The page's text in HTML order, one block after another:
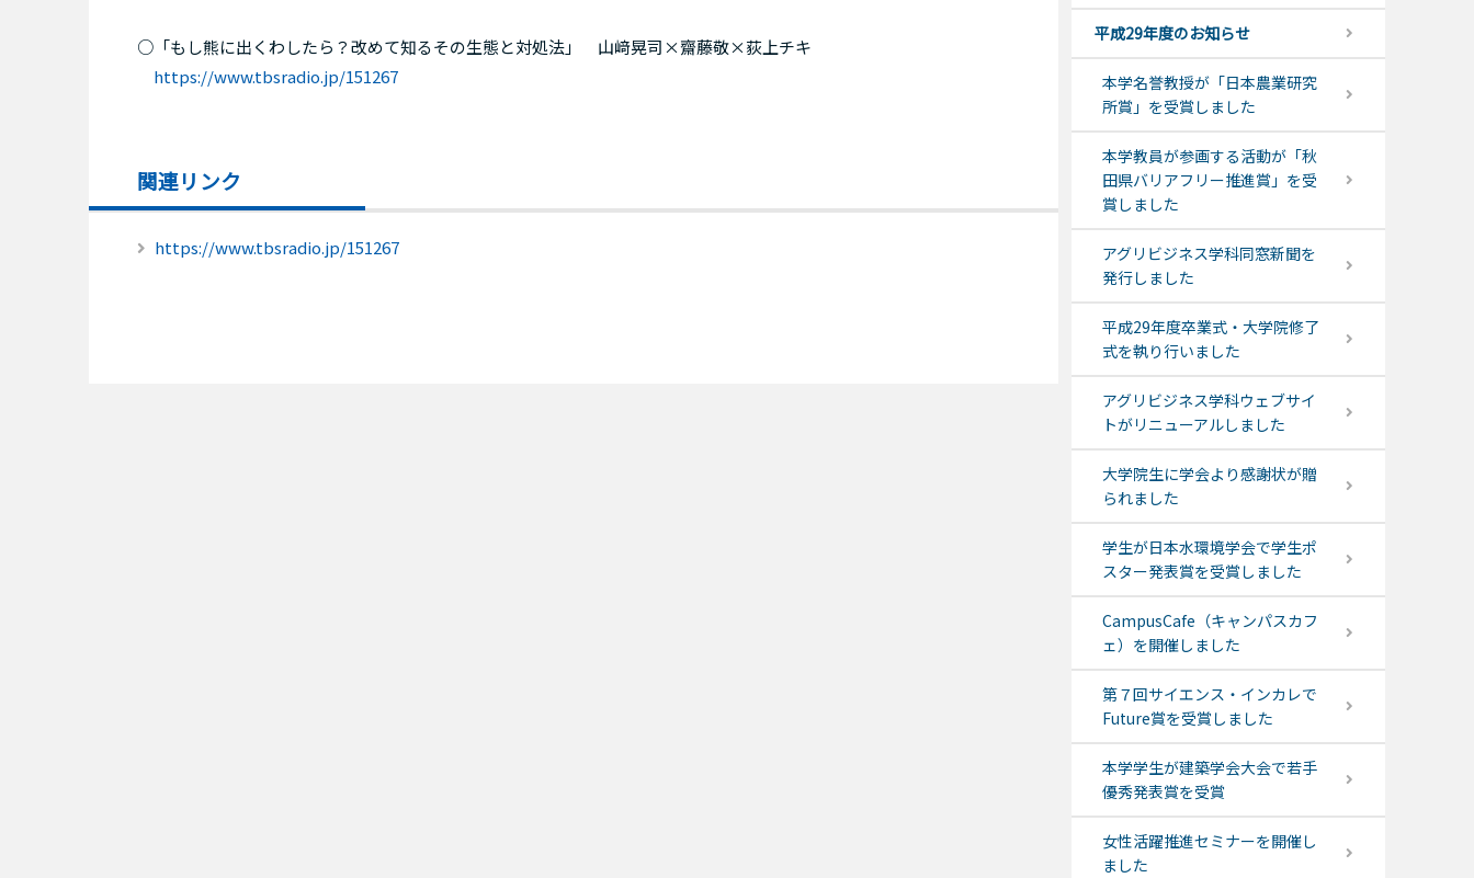
○「もし熊に出くわしたら？改めて知るその生態と対処法」 山﨑晃司×齋藤敬×荻上チキ
https://www.tbsradio.jp/151267
関連リンク
https://www.tbsradio.jp/151267
平成29年度のお知らせ
本学名誉教授が「日本農業研究
所賞」を受賞しました
本学教員が参画する活動が「秋
田県バリアフリー推進賞」を受
賞しました
アグリビジネス学科同窓新聞を
発行しました
平成29年度卒業式・大学院修了
式を執り行いました
アグリビジネス学科ウェブサイ
トがリニューアルしました
大学院生に学会より感謝状が贈
られました
学生が日本水環境学会で学生ポ
スター発表賞を受賞しました
CampusCafe（キャンパスカフ
ェ）を開催しました
第７回サイエンス・インカレで
Future賞を受賞しました
本学学生が建築学会大会で若手
優秀発表賞を受賞
女性活躍推進セミナーを開催し
ました